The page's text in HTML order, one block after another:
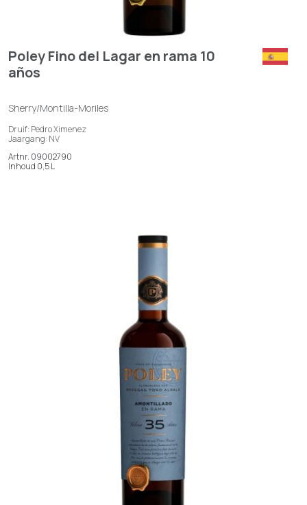
Poley Fino del Lagar en rama 10
años
Sherry/Montilla-Moriles
Druif: Pedro Ximenez
Jaargang: NV
Artnr. 09002790
Inhoud 0,5 L